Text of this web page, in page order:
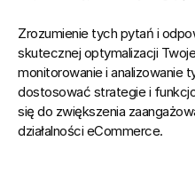
Zrozumienie tych pytań i
skutecznej optymalizacji
monitorowanie i analizowanie
dostosować strategie i
się do zwiększenia
działalności eCommerce.